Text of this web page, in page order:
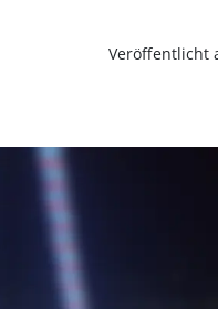
Veröffentlicht